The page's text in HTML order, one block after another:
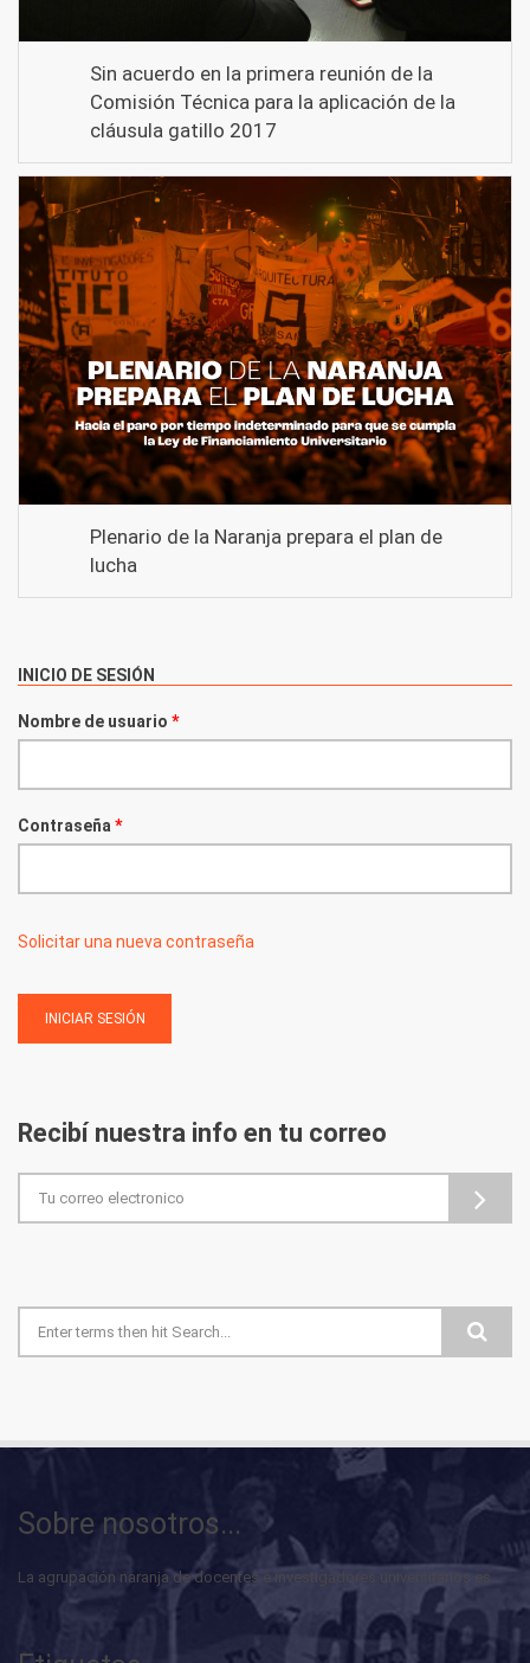
Sin acuerdo en la primera reunión de la
Comisión Técnica para la aplicación de la
cláusula gatillo 2017
Plenario de la Naranja prepara el plan de
lucha
INICIO DE SESIÓN
Nombre de usuario *
Contraseña *
Solicitar una nueva contraseña
Recibí nuestra info en tu correo
Formulario de búsqueda
Sobre nosotros...
La agrupación naranja de docentes e investigadores universitarios es...